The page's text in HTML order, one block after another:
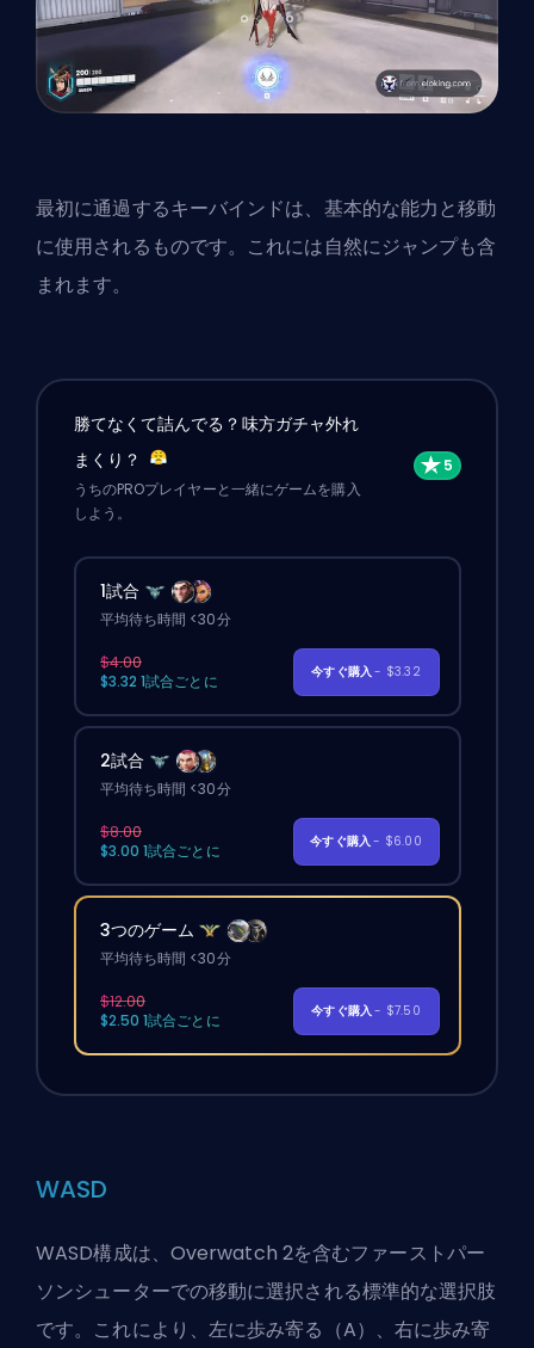
最初に通過するキーバインドは、基本的な能力と移動
に使用されるものです。これには自然にジャンプも含
まれます。
勝てなくて詰んでる？味方ガチャ外れ
まくり？
うちのPROプレイヤーと一緒にゲームを購入
しよう。
1試合
平均待ち時間 <30分
$4.00
$3.32 1試合ごとに
今すぐ購入- $3.32
2試合
平均待ち時間 <30分
$8.00
$3.00 1試合ごとに
今すぐ購入- $6.00
3つのゲーム
平均待ち時間 <30分
$12.00
$2.50 1試合ごとに
今すぐ購入- $7.50
WASD
WASD構成は、Overwatch 2を含むファーストパー
ソンシューターでの移動に選択される標準的な選択肢
です。これにより、左に歩み寄る（A）、右に歩み寄